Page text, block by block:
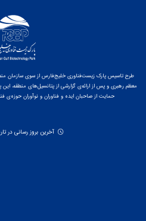
طرح تاسیس پارک زیست‌فناوری خلیج‌فارس از سوی سازمان
حمایت از صاحبان ایده و فناوران و نوآوران حوزه‌ی
آخرین بروز رسانی در تاریخ : 16